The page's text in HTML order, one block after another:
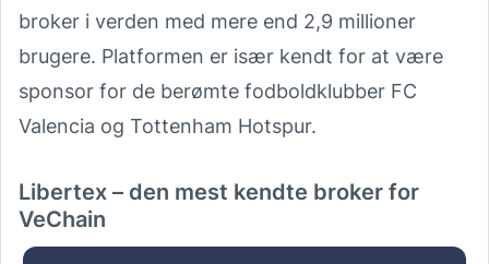
broker i verden med mere end 2,9 millioner
brugere. Platformen er især kendt for at være
sponsor for de berømte fodboldklubber FC
Valencia og Tottenham Hotspur.
Libertex – den mest kendte broker for
VeChain